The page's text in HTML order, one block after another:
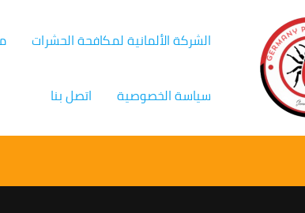
الشركة الألمانية لمكافحة الحشرات
سياسة الخصوصية اتصل بنا